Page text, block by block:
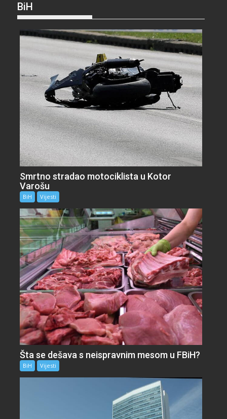
BiH
Smrtno stradao motociklista u Kotor
Varošu
BiH Vijesti
Šta se dešava s neispravnim mesom u FBiH?
BiH Vijesti